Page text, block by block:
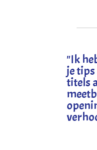
"Ik
je
titels